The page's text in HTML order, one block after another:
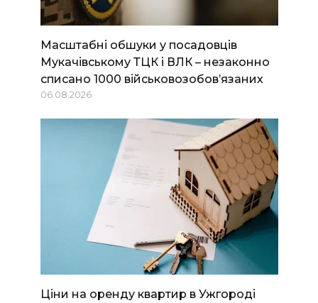
Масштабні обшуки у посадовців
Мукачівському ТЦК і ВЛК – незаконно
списано 1000 військовозобов’язаних
06.08.2026
Ціни на оренду квартир в Ужгороді